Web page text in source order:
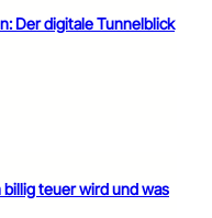
Der digitale Tunnelblick
billig teuer wird und was